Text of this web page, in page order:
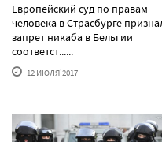
Европейский суд по правам
человека в Страсбурге
запрет никаба в Бельгии
соответст......
12 ИЮЛЯ'2017